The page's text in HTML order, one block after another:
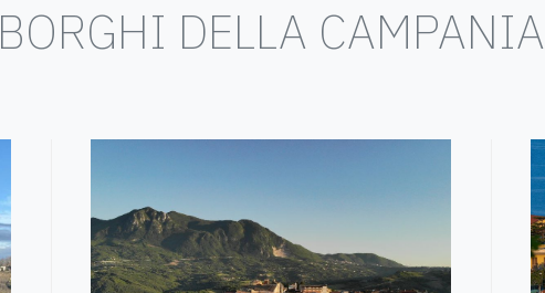
BORGHI DELLA CAMPANIA